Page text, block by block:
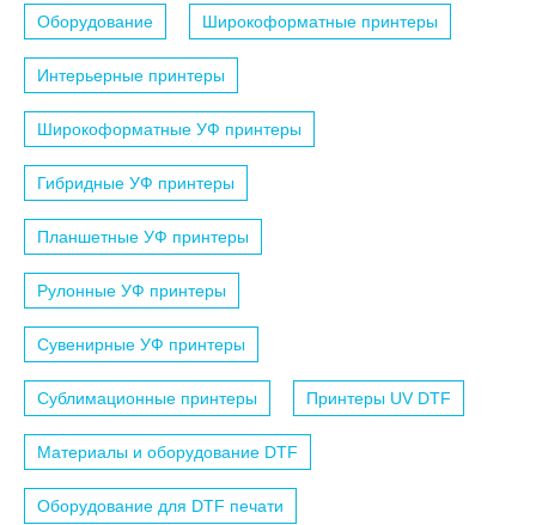
Оборудование Широкоформатные принтеры
Интерьерные принтеры
Широкоформатные УФ принтеры
Гибридные УФ принтеры
Планшетные УФ принтеры
Рулонные УФ принтеры
Сувенирные УФ принтеры
Сублимационные принтеры Принтеры UV DTF
Материалы и оборудование DTF
Оборудование для DTF печати